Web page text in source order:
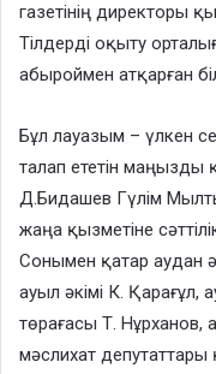
газетінің директоры
Тілдерді оқыту
абыроймен атқарған
Бұл лауазым – үлкен
талап ететін маңызды
Д.Бидашев Гүлім
жаңа қызметіне
Сонымен қатар аудан
ауыл әкімі К. Қарағұл,
төрағасы Т.
мәслихат депутаттары